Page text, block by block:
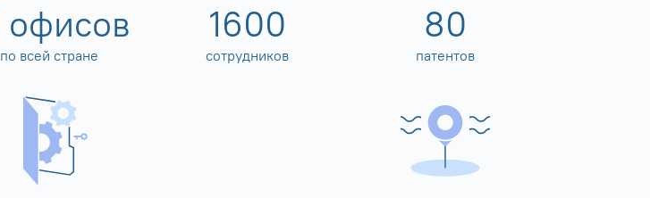
офисов
по всей стране
1600
сотрудников
80
патентов